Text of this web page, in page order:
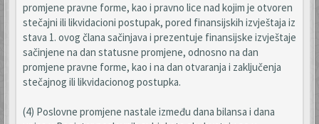
promjene pravne forme, kao i pravno lice nad kojim je otvoren
stečajni ili likvidacioni postupak, pored finansijskih izvještaja iz
stava 1. ovog člana sačinjava i prezentuje finansijske izvještaje
sačinjene na dan statusne promjene, odnosno na dan
promjene pravne forme, kao i na dan otvaranja i zaključenja
stečajnog ili likvidacionog postupka.
(4) Poslovne promjene nastale između dana bilansa i dana